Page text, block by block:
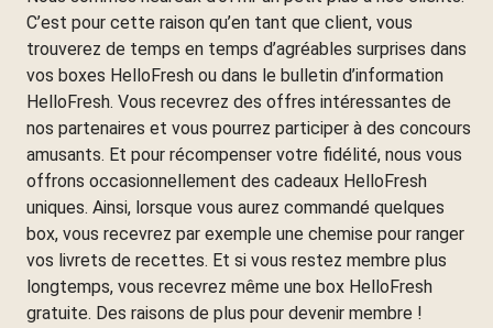
C’est pour cette raison qu’en tant que client, vous
trouverez de temps en temps d’agréables surprises dans
vos boxes HelloFresh ou dans le bulletin d’information
HelloFresh. Vous recevrez des offres intéressantes de
nos partenaires et vous pourrez participer à des concours
amusants. Et pour récompenser votre fidélité, nous vous
offrons occasionnellement des cadeaux HelloFresh
uniques. Ainsi, lorsque vous aurez commandé quelques
box, vous recevrez par exemple une chemise pour ranger
vos livrets de recettes. Et si vous restez membre plus
longtemps, vous recevrez même une box HelloFresh
gratuite. Des raisons de plus pour devenir membre !